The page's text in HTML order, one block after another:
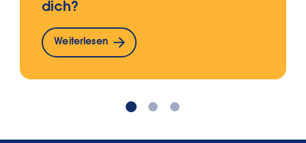
dich?
Weiterlesen